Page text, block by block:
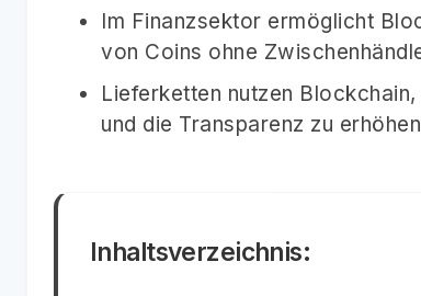
Im Finanzsektor ermöglicht
von Coins ohne
Lieferketten nutzen
und die Transparenz zu
Inhaltsverzeichnis: